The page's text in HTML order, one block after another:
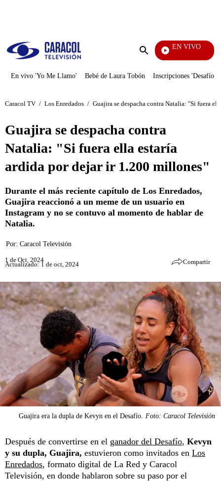
Enviar
EN VIVO
Televentas
En vivo 'Yo Me Llamo' Bebé de Laura Tobón Inscripciones 'Desafío'
Caracol TV / Los Enredados / Guajira se despacha contra Natalia: "Si fuera
Guajira se despacha contra
Natalia: "Si fuera ella estaría
ardida por dejar ir 1.200 millones"
Durante el más reciente capítulo de Los Enredados,
Guajira reaccionó a un meme de un usuario en
Instagram y no se contuvo al momento de hablar de
Natalia.
Por: Caracol Televisión
1 de Oct, 2024
Actualizado: 1 de oct, 2024 Compartir
Guajira era la dupla de Kevyn en el Desafío. Foto: Caracol Televisión
Después de convertirse en el ganador del Desafío, Kevyn
y su dupla, Guajira, estuvieron como invitados en Los
Enredados, formato digital de La Red y Caracol
Televisión, en donde hablaron sobre su paso por el